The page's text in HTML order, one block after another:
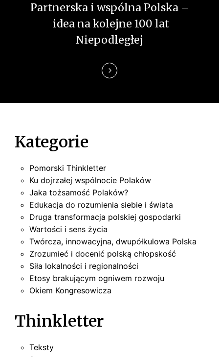
Partnerska i wspólna Polska –
idea na kolejne 100 lat
Niepodległej
Kategorie
Pomorski Thinkletter
Ku dojrzałej wspólnocie Polaków
Jaka tożsamość Polaków?
Edukacja do rozumienia siebie i świata
Druga transformacja polskiej gospodarki
Wartości i sens życia
Twórcza, innowacyjna, dwupółkulowa Polska
Zrozumieć i docenić polską chłopskość
Siła lokalności i regionalności
Etosy brakującym ogniwem rozwoju
Okiem Kongresowicza
Thinkletter
Teksty